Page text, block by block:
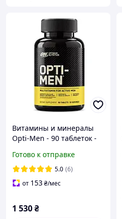
Витамины и минералы
Opti-Men - 90 таблеток -
Мен 90 таблеток Оптимум
Нутришн) USA
Готово к отправке
5.0 (6)
от 153₴/мес
1 530₴